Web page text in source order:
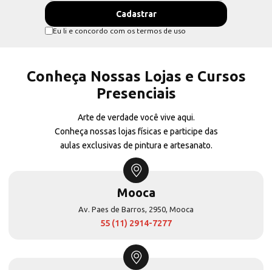
Eu li e concordo com os termos de uso
Conheça Nossas Lojas e Cursos
Presenciais
Arte de verdade você vive aqui.
Conheça nossas lojas físicas e participe das
aulas exclusivas de pintura e artesanato.
Mooca
Av. Paes de Barros, 2950, Mooca
55 (11) 2914-7277